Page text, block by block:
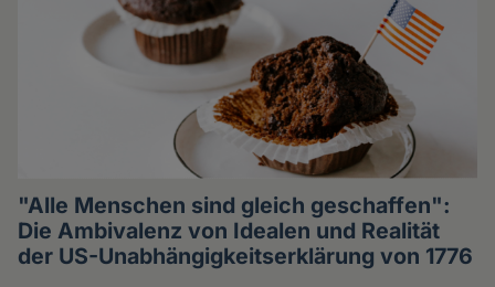
"Alle Menschen sind gleich geschaffen":
Die Ambivalenz von Idealen und Realität
der US-Unabhängigkeitserklärung von 1776